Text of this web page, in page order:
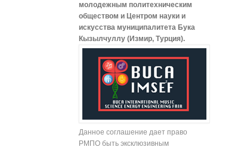
молодежным политехническим
обществом и Центром науки и
искусства муниципалитета Бука
Кызылчуллу (Измир, Турция).
Данное соглашение дает право
РМПО быть эксклюзивным